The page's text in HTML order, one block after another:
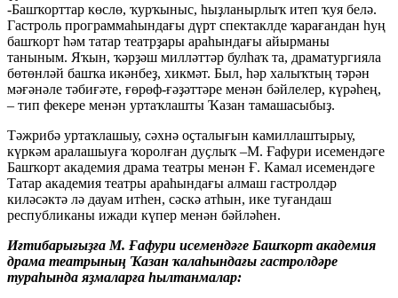
-Башҡорттар көслө, ҡурҡыныс, һыҙланырлыҡ итеп ҡуя белә.
Гастроль программаһындағы дүрт спектаклде ҡарағандан һуң
башҡорт һәм татар театрҙары араһындағы айырманы
таныным. Яҡын, ҡәрҙәш милләттәр булһаҡ та, драматургияла
бөтөнләй башҡа икәнбеҙ, хикмәт. Был, һәр халыҡтың тәрән
мәғәнәле тәбиғәте, ғөрөф-ғәҙәттәре менән бәйлелер, күрәһең,
– тип фекере менән уртаҡлашты Ҡазан тамашасыбыҙ.
Тәжрибә уртаҡлашыу, сәхнә оҫталығын камиллаштырыу,
күркәм аралашыуға ҡоролған дуҫлыҡ –М. Ғафури исемендәге
Башҡорт академия драма театры менән Ғ. Камал исемендәге
Татар академия театры араһындағы алмаш гастролдәр
киләсәктә лә дауам итһен, сәскә атһын, ике туғандаш
республиканы ижади күпер менән бәйләһен.
Иғтибарығыҙға М. Ғафури исемендәге Башҡорт академия
драма театрының Ҡазан ҡалаһындағы гастролдәре
тураһында яҙмаларға һылтанмалар: